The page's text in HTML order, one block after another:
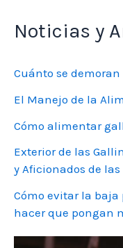
Noticias y
Cuánto se
El Manejo de la
Cómo alimentar
Exterior de las
y Aficionados de
Cómo evitar la
hacer que pongan